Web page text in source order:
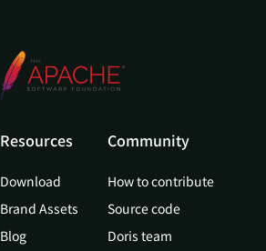
Resources
Download
Brand Assets
Blog
Community
How to contribute
Source code
Doris team